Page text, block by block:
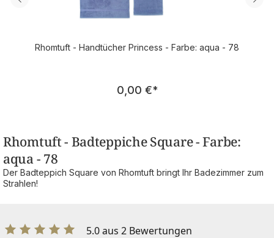
Rhomtuft - Handtücher Princess - Farbe: aqua - 78
Regulärer Preis:
0,00 €*
Rhomtuft - Badteppiche Square - Farbe:
aqua - 78
Der Badteppich Square von Rhomtuft bringt Ihr Badezimmer zum
Strahlen!
5.0 aus 2 Bewertungen